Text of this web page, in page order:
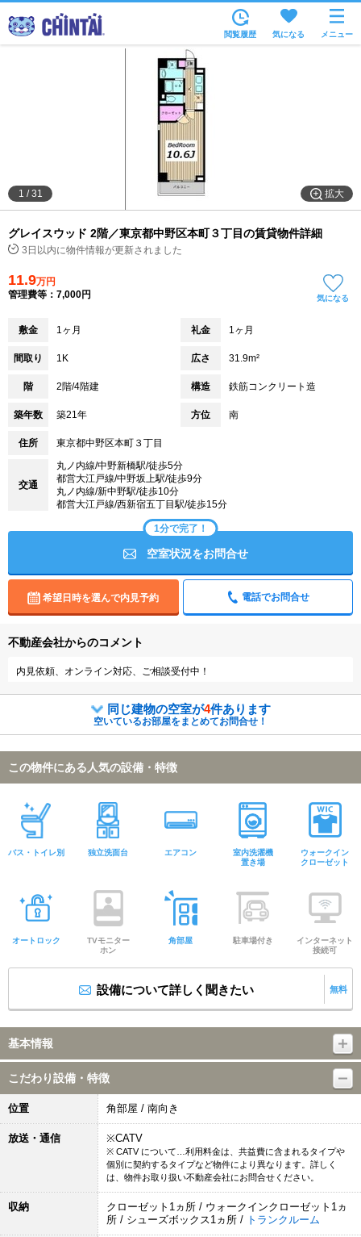
沿線・駅から
住所から
家賃相場から
通勤通学時間から
TOP
閲覧履歴 気になる メニュー
拡大
1 /31
グレイスウッド 2階／東京都中野区本町３丁目の賃貸物件詳細
3日以内に物件情報が更新されました
11.9万円
管理費等：7,000円
気になる
敷金 1ヶ月 礼金 1ヶ月
間取り 1K 広さ 31.9m²
階 2階/4階建 構造 鉄筋コンクリート造
築年数 築21年 方位 南
住所 東京都中野区本町３丁目
交通
丸ノ内線/中野新橋駅/徒歩5分
都営大江戸線/中野坂上駅/徒歩9分
丸ノ内線/新中野駅/徒歩10分
都営大江戸線/西新宿五丁目駅/徒歩15分
1分で完了！
空室状況をお問合せ
希望日時を選んで内見予約 電話でお問合せ
不動産会社からのコメント
内見依頼、オンライン対応、ご相談受付中！
同じ建物の空室が4件あります
空いているお部屋をまとめてお問合せ！
この物件にある人気の設備・特徴
バス・トイレ別 独立洗面台 エアコン
室内洗濯機
置き場
ウォークイン
クローゼット
オートロック
TVモニター
ホン
角部屋 駐車場付き
インターネット
接続可
設備について詳しく聞きたい 無料
基本情報
こだわり設備・特徴
位置 角部屋 / 南向き
放送・通信 ※CATV
※ CATV について…利用料金は、共益費に含まれるタイプや
個別に契約するタイプなど物件により異なります。詳しく
は、物件お取り扱い不動産会社にお問合せください。
収納
クローゼット1ヵ所 / ウォークインクローゼット1ヵ
所 / シューズボックス1ヵ所 / トランクルーム